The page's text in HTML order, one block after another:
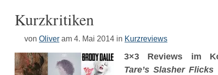
Kurzkritiken
von Oliver am 4. Mai 2014 in Kurzreviews
3×3 Reviews im
Tare’s Slasher Flicks